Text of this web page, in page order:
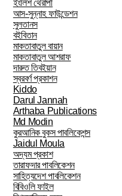
ইংলিশ থেরাপী
আস-সুন্নাহ ফাউন্ডেশন
সুলতানস
বইবিতান
মাকতাবাতুল বায়ান
মাকতাবাতুল আশরাফ
দারুত তিবইয়ান
স্বরবর্ণ প্রকাশন
Kiddo
Darul Jannah
Arthaba Publications
Md Modin
কুরআনিক বুকস পাবলিকেশন্স
Jaidul Moula
অদ্যম প্রকাশ
তারাফদার পাবলিকেশন
সাহিত্যদেশ পাবলিকেশন
বিবিওলি ফাইল